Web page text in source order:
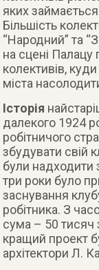
яких
Більшість
“Народний” та
на сцені Палацу
колективів,
міста
Історія
далекого 1924
робітничого
збудувати свій
були надходити
три роки було
заснування
робітника. З
сума – 50 тисяч
кращий проект
архітектори Л.